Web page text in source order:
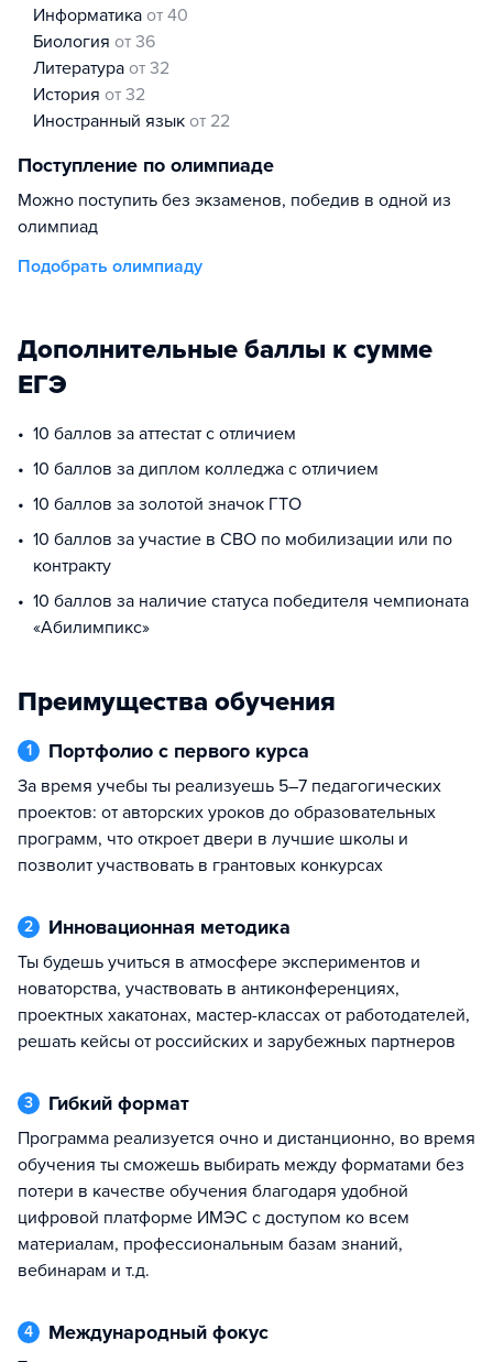
информатика от 40
биология от 36
литература от 32
история от 32
иностранный язык от 22
Поступление по олимпиаде
Можно поступить без экзаменов, победив в одной из
олимпиад
Подобрать олимпиаду
Дополнительные баллы к сумме
ЕГЭ
10 баллов за аттестат с отличием
10 баллов за диплом колледжа с отличием
10 баллов за золотой значок ГТО
10 баллов за участие в СВО по мобилизации или по
контракту
10 баллов за наличие статуса победителя чемпионата
«Абилимпикс»
Преимущества обучения
1 Портфолио с первого курса
за время учебы ты реализуешь 5–7 педагогических
проектов: от авторских уроков до образовательных
программ, что откроет двери в лучшие школы и
позволит участвовать в грантовых конкурсах
2 Инновационная методика
ты будешь учиться в атмосфере экспериментов и
новаторства, участвовать в антиконференциях,
проектных хакатонах, мастер-классах от работодателей,
решать кейсы от российских и зарубежных партнеров
3 Гибкий формат
программа реализуется очно и дистанционно, во время
обучения ты сможешь выбирать между форматами без
потери в качестве обучения благодаря удобной
цифровой платформе ИМЭС с доступом ко всем
материалам, профессиональным базам знаний,
вебинарам и т.д.
4 Международный фокус